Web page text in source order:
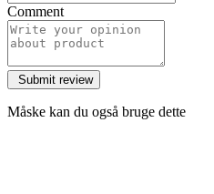
Comment
Måske kan du også bruge dette